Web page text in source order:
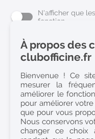
N'afficher que
fonction
L'emploi
Pharmacien (H/F)
Préparateur en
Etudiant en Pharmacie
Etudiant en
Conseiller Dermo
À propos des
clubofficine.fr
Bienvenue ! Ce
mesurer la
améliorer le
pour améliorer
que pour vous
Nous conservons
changer ce